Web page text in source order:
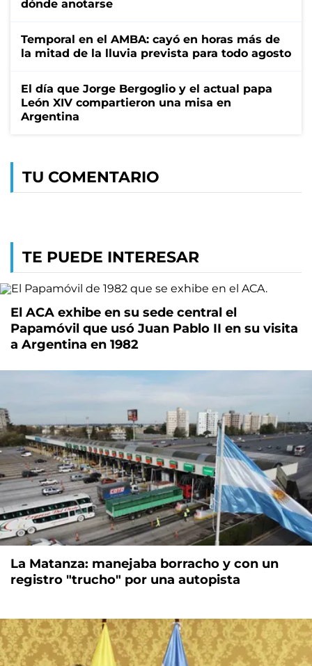
dónde anotarse
Temporal en el AMBA: cayó en horas más de
la mitad de la lluvia prevista para todo agosto
El día que Jorge Bergoglio y el actual papa
León XIV compartieron una misa en
Argentina
TU COMENTARIO
TE PUEDE INTERESAR
El ACA exhibe en su sede central el
Papamóvil que usó Juan Pablo II en su visita
a Argentina en 1982
La Matanza: manejaba borracho y con un
registro "trucho" por una autopista